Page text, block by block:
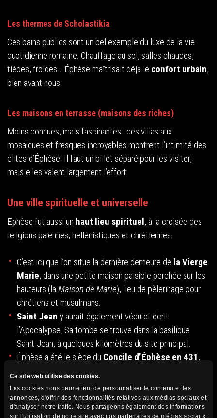
Ce site web utilise des cookies.
Les cookies nous permettent de personnaliser le contenu et les
annonces, d'offrir des fonctionnalités relatives aux médias sociaux et
d'analyser notre trafic. Nous partageons également des informations
sur l'utilisation de notre site avec nos partenaires de médias sociaux,
Les thermes de Scholastikia
Ces bains publics sont un bel exemple du luxe de la vie
quotidienne romaine. Chauffage au sol, salles chaudes,
tièdes, froides… Éphèse maîtrisait déjà le confort urbain,
bien avant nous.
Les maisons en terrasse (maisons des riches)
Moins connues, mais fascinantes : ces villas aux
mosaïques et fresques incroyables montrent l’intimité des
élites d’Éphèse. Il faut un billet séparé pour les visiter,
mais elles valent largement l’effort.
Une ville spirituelle et universelle
Éphèse fut aussi un haut lieu spirituel, à la croisée des
religions païennes, hellénistiques et chrétiennes.
C’est ici que l’on situe la dernière demeure de la Vierge
Marie, dans une petite maison paisible perchée sur les
hauteurs (la Maison de Marie), lieu de pèlerinage pour
chrétiens et musulmans.
Saint Jean y aurait également vécu et écrit
l’Apocalypse. Sa tombe se trouve dans la basilique
Saint-Jean, à quelques kilomètres du site principal.
Éphèse a été le siège du Concile d’Éphèse en 431,